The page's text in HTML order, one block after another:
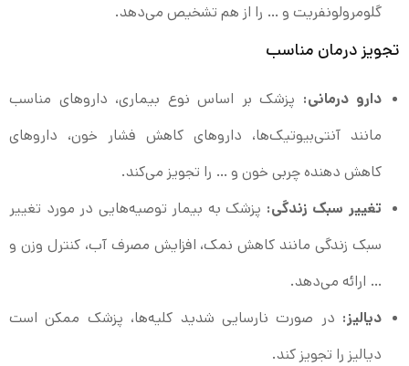
گلومرولونفریت و … را از هم تشخیص می‌دهد.
تجویز درمان مناسب
دارو درمانی:پزشک بر اساس نوع بیماری، داروهای مناسب
مانند آنتی‌بیوتیک‌ها، داروهای کاهش فشار خون، داروهای
کاهش دهنده چربی خون و … را تجویز می‌کند.
تغییر سبک زندگی:پزشک به بیمار توصیه‌هایی در مورد تغییر
سبک زندگی مانند کاهش نمک، افزایش مصرف آب، کنترل وزن و
… ارائه می‌دهد.
دیالیز:در صورت نارسایی شدید کلیه‌ها، پزشک ممکن است
دیالیز را تجویز کند.